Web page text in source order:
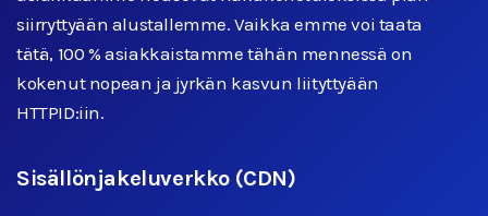
siirryttyään alustallemme. Vaikka emme voi taata
tätä, 100 % asiakkaistamme tähän mennessä on
kokenut nopean ja jyrkän kasvun liityttyään
HTTPID:iin.
Sisällönjakeluverkko (CDN)